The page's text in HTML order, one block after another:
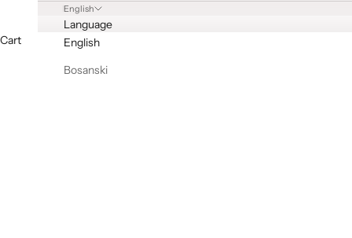
English
Language
English
Bosanski
Cart